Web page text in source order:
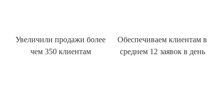
Увеличили продажи более
чем 350 клиентам
Обеспечиваем клиентам в
среднем 12 заявок в день